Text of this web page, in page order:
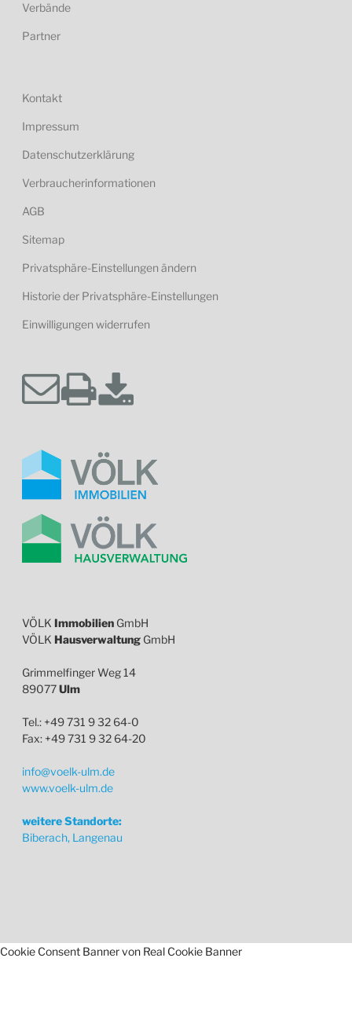
Verbände
Partner
Kontakt
Impressum
Datenschutzerklärung
Verbraucherinformationen
AGB
Sitemap
Privatsphäre-Einstellungen ändern
Historie der Privatsphäre-Einstellungen
Einwilligungen widerrufen
VÖLK Immobilien GmbH
VÖLK Hausverwaltung GmbH
Grimmelfinger Weg 14
89077Ulm
Tel.: +49 731 9 32 64-0
Fax: +49 731 9 32 64-20
info@voelk-ulm.de
www.voelk-ulm.de
weitere Standorte:
Biberach, Langenau
Cookie Consent Banner von Real Cookie Banner